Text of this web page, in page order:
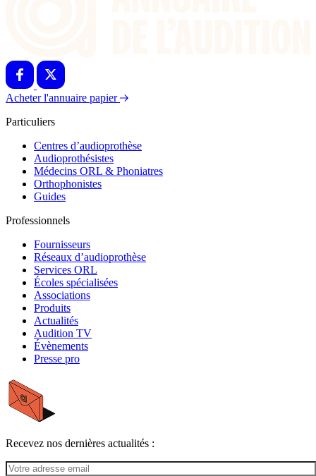
Acheter l'annuaire papier
Particuliers
Centres d’audioprothèse
Audioprothésistes
Médecins ORL & Phoniatres
Orthophonistes
Guides
Professionnels
Fournisseurs
Réseaux d’audioprothèse
Services ORL
Écoles spécialisées
Associations
Produits
Actualités
Audition TV
Évènements
Presse pro
Recevez nos dernières actualités :